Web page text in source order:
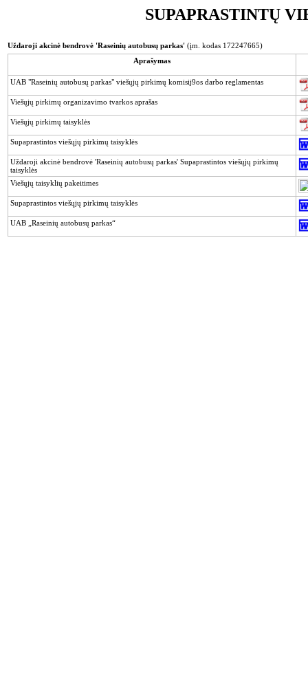
SUPAPRASTINTŲ
Uždaroji akcinė bendrovė 'Raseinių autobusų parkas' (įm. kodas 172247665)
Aprašymas
UAB "Raseinių autobusų parkas" viešųjų pirkimų komisij9os darbo reglamentas
Viešųjų pirkimų organizavimo tvarkos aprašas
Viešųjų pirkimų taisyklės
Supaprastintos viešųjų pirkimų taisyklės
Uždaroji akcinė bendrovė 'Raseinių autobusų parkas' Supaprastintos viešųjų pirkimų
taisyklės
Viešųjų taisyklių pakeitimes
Supaprastintos viešųjų pirkimų taisyklės
UAB „Raseinių autobusų parkas“